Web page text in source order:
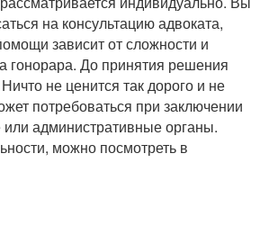
на консультацию адвоката,
зависит от сложности и
гонорара. До принятия решения
не ценится так дорого и не
потребоваться при заключении
или административные органы.
можно посмотреть в